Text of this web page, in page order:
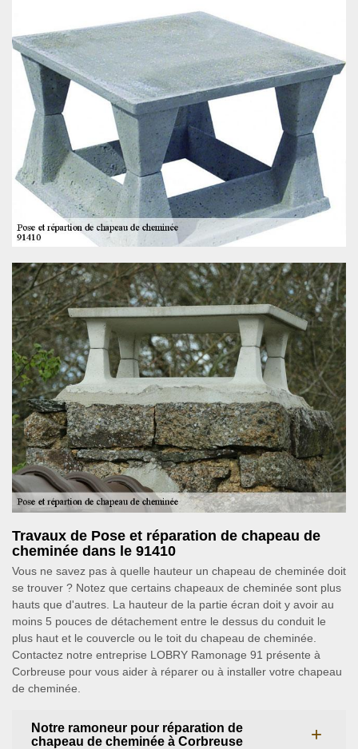
Travaux de Pose et réparation de chapeau de
cheminée dans le 91410
Vous ne savez pas à quelle hauteur un chapeau de cheminée doit
se trouver ? Notez que certains chapeaux de cheminée sont plus
hauts que d'autres. La hauteur de la partie écran doit y avoir au
moins 5 pouces de détachement entre le dessus du conduit le
plus haut et le couvercle ou le toit du chapeau de cheminée.
Contactez notre entreprise LOBRY Ramonage 91 présente à
Corbreuse pour vous aider à réparer ou à installer votre chapeau
de cheminée.
Notre ramoneur pour réparation de
chapeau de cheminée à Corbreuse